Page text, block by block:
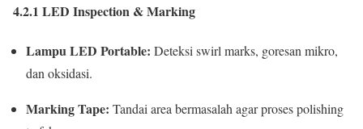
4.2.1 LED Inspection & Marking
Lampu LED Portable: Deteksi swirl marks, goresan mikro,
dan oksidasi.
Marking Tape: Tandai area bermasalah agar proses polishing